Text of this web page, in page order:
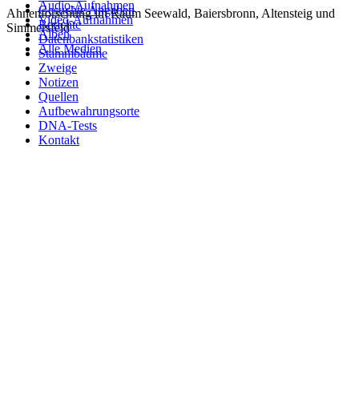
Ahnenforschung im Raum Seewald, Baiersbronn, Altensteig und
Simmersfeld
Audio-Aufnahmen
Video-Aufnahmen
Alben
Alle Medien
Gesuchte Angaben
Berichte
Datenbankstatistiken
Stammbäume
Zweige
Notizen
Quellen
Aufbewahrungsorte
DNA-Tests
Kontakt